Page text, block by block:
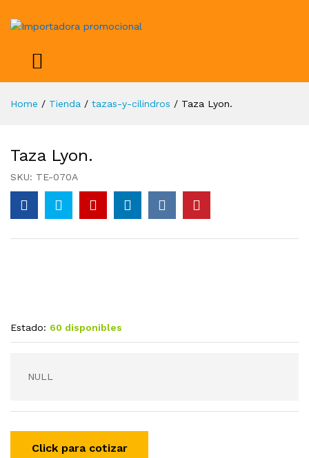
Home / Tienda / tazas-y-cilindros / Taza Lyon.
Taza Lyon.
SKU: TE-070A
Estado: 60 disponibles
NULL